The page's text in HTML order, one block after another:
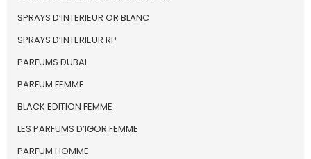
SPRAYS D’INTERIEUR OR BLANC
SPRAYS D’INTERIEUR RP
PARFUMS DUBAI
PARFUM FEMME
BLACK EDITION FEMME
LES PARFUMS D’IGOR FEMME
PARFUM HOMME